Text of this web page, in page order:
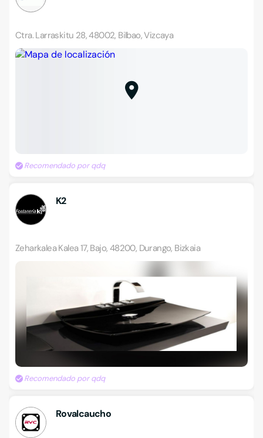
Ctra. Larraskitu 28, 48002, Bilbao, Vizcaya
Recomendado por qdq
K2
Zeharkalea Kalea 17, Bajo, 48200, Durango, Bizkaia
Recomendado por qdq
Rovalcaucho